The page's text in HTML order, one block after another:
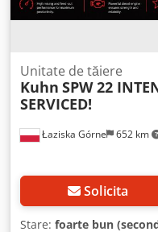
Łaziska Górne 652 km
Unitate de tăiere
Kuhn SPW 22
SERVICED!
Solicita
Stare: foarte bun